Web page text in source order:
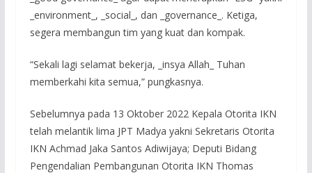
_environment_, _social_, dan _governance_. Ketiga,
segera membangun tim yang kuat dan kompak.
“Sekali lagi selamat bekerja, _insya Allah_ Tuhan
memberkahi kita semua,” pungkasnya.
Sebelumnya pada 13 Oktober 2022 Kepala Otorita IKN
telah melantik lima JPT Madya yakni Sekretaris Otorita
IKN Achmad Jaka Santos Adiwijaya; Deputi Bidang
Pengendalian Pembangunan Otorita IKN Thomas